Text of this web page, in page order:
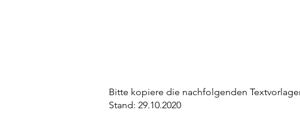
Bitte kopiere die nachfolgenden
Stand: 29.10.2020